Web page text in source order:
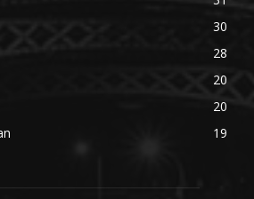
30
28
20
20
19